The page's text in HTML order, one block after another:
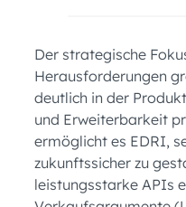
Der strategische
Herausforderungen
deutlich in der
und Erweiterbarkeit
ermöglicht es EDRI,
zukunftssicher zu
leistungsstarke APIs